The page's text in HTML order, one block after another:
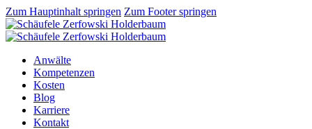
Zum Hauptinhalt springen Zum Footer springen
Anwälte
Kompetenzen
Kosten
Blog
Karriere
Kontakt